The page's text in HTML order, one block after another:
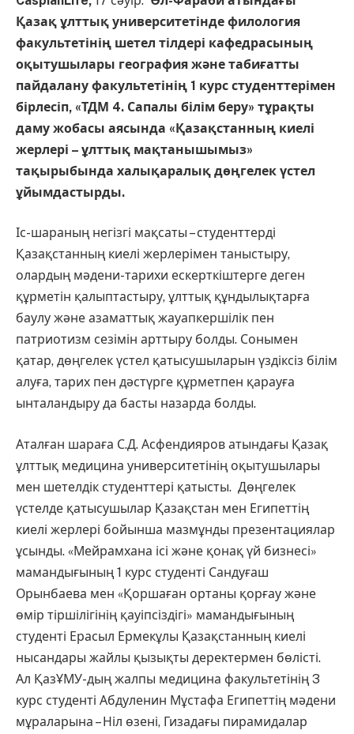
Қазақ ұлттық университетінде филология
факультетінің шетел тілдері кафедрасының
оқытушылары география және табиғатты
пайдалану факультетінің 1 курс студенттерімен
бірлесіп, «ТДМ 4. Сапалы білім беру» тұрақты
даму жобасы аясында «Қазақстанның киелі
жерлері – ұлттық мақтанышымыз»
тақырыбында халықаралық дөңгелек үстел
ұйымдастырды.
Іс-шараның негізгі мақсаты – студенттерді
Қазақстанның киелі жерлерімен таныстыру,
олардың мәдени-тарихи ескерткіштерге деген
құрметін қалыптастыру, ұлттық құндылықтарға
баулу және азаматтық жауапкершілік пен
патриотизм сезімін арттыру болды. Сонымен
қатар, дөңгелек үстел қатысушыларын үздіксіз білім
алуға, тарих пен дәстүрге құрметпен қарауға
ынталандыру да басты назарда болды.
Аталған шараға С.Д. Асфендияров атындағы Қазақ
ұлттық медицина университетінің оқытушылары
мен шетелдік студенттері қатысты. Дөңгелек
үстелде қатысушылар Қазақстан мен Египеттің
киелі жерлері бойынша мазмұнды презентациялар
ұсынды. «Мейрамхана ісі және қонақ үй бизнесі»
мамандығының 1 курс студенті Сандуғаш
Орынбаева мен «Қоршаған ортаны қорғау және
өмір тіршілігінің қауіпсіздігі» мамандығының
студенті Ерасыл Ермекұлы Қазақстанның киелі
нысандары жайлы қызықты деректермен бөлісті.
Ал ҚазҰМУ-дың жалпы медицина факультетінің 3
курс студенті Абдуленин Мұстафа Египеттің мәдени
мұраларына – Ніл өзені, Гизадағы пирамидалар